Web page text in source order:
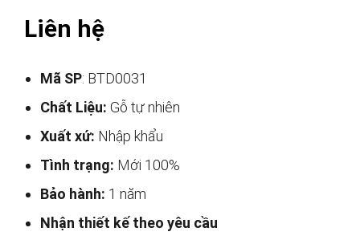
Liên hệ
Mã SP: BTD0031
Chất Liệu: Gỗ tự nhiên
Xuất xứ: Nhập khẩu
Tình trạng: Mới 100%
Bảo hành: 1 năm
Nhận thiết kế theo yêu cầu